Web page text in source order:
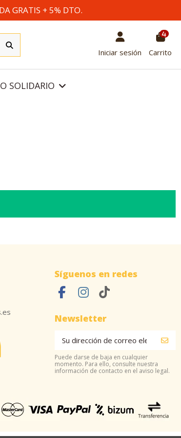
GRATIS + 5% DTO.
Iniciar sesión
4
Carrito
SOLIDARIO
Síguenos en redes
Newsletter
Puede darse de baja en cualquier
momento. Para ello, consulte nuestra
información de contacto en el aviso legal.